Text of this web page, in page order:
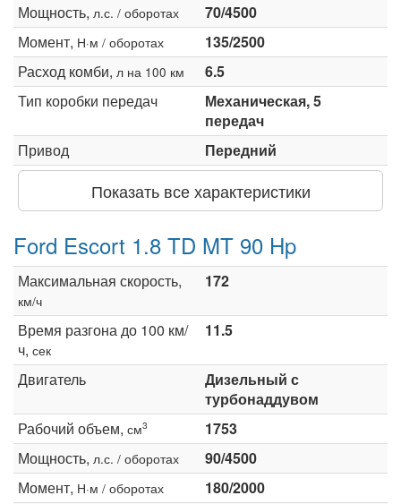
Мощность, л.с. / оборотах
70/4500
Момент, Н·м / оборотах
135/2500
Расход комби, л на 100 км
6.5
Тип коробки передач
Механическая, 5
передач
Привод
Передний
Показать все характеристики
Ford Escort 1.8 TD MT 90 Hp
Максимальная скорость,
км/ч
172
Время разгона до 100 км/
ч, сек
11.5
Двигатель
Дизельный с
турбонаддувом
Рабочий объем, см3
1753
Мощность, л.с. / оборотах
90/4500
Момент, Н·м / оборотах
180/2000